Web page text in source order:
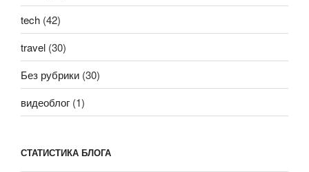
tech (42)
travel (30)
Без рубрики (30)
видеоблог (1)
СТАТИСТИКА БЛОГА